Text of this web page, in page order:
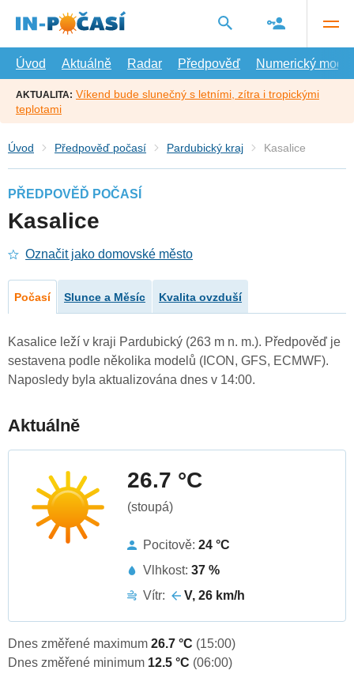
hlavní
Úvod
Aktuálně Radar Předpověď Numerický model
AKTUALITA: Víkend bude slunečný s letními, zítra i tropickými
teplotami
Úvod Předpověď počasí Pardubický kraj Kasalice
PŘEDPOVĚĎ POČASÍ
Kasalice
Označit jako domovské město
Počasí Slunce a Měsíc Kvalita ovzduší
Kasalice leží v kraji Pardubický (263 m n. m.). Předpověď je
sestavena podle několika modelů (ICON, GFS, ECMWF).
Naposledy byla aktualizována dnes v 14:00.
Aktuálně
26.7 °C
(stoupá)
Pocitově: 24 °C
Vlhkost: 37 %
Vítr:
V, 26 km/h
Dnes změřené maximum 26.7 °C (15:00)
Dnes změřené minimum 12.5 °C (06:00)